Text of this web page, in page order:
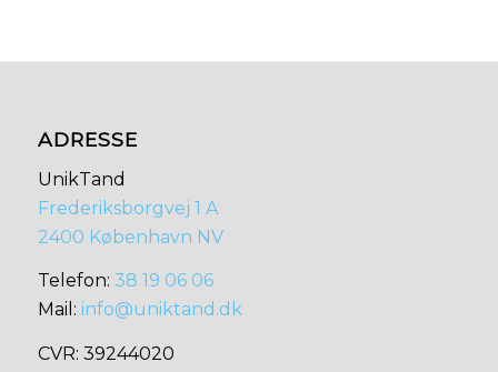
ADRESSE
UnikTand
Frederiksborgvej 1 A
2400 København NV
​​Telefon: 38 19 06 06
Mail: info@uniktand.dk
​CVR: 39244020